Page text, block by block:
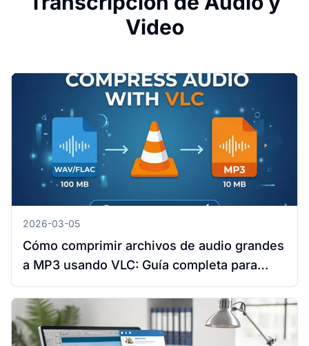
Video
2026-03-05
Cómo comprimir archivos de audio grandes
a MP3 usando VLC: Guía completa para
Windows y Mac